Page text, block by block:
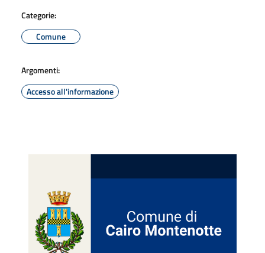
Categorie:
Comune
Argomenti:
Accesso all'informazione